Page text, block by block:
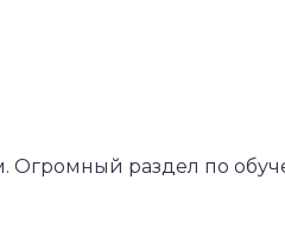
раздел по